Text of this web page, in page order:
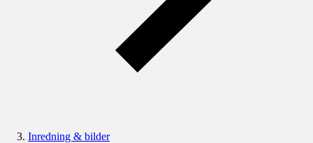
Inredning & bilder